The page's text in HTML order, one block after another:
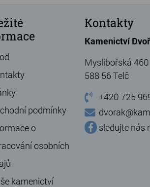
podmínky
o
osobních
kamenictví
Kontakty
Kamenictví
Myslibořská 460
588 56 Telč
+420 725
sledujte nás